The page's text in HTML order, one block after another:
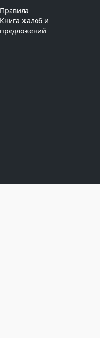
Правила
Книга жалоб и
предложений